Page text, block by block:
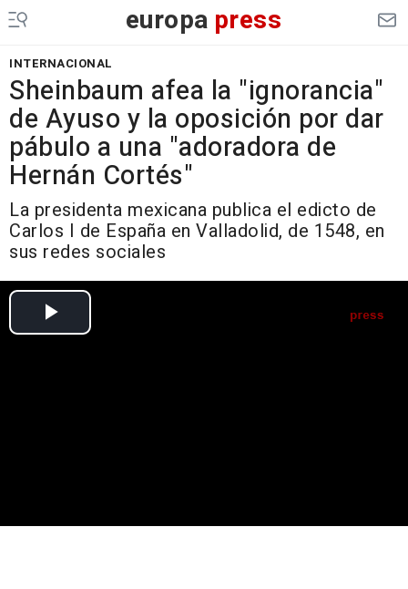
europa press
INTERNACIONAL
Sheinbaum afea la "ignorancia"
de Ayuso y la oposición por dar
pábulo a una "adoradora de
Hernán Cortés"
La presidenta mexicana publica el edicto de
Carlos I de España en Valladolid, de 1548, en
sus redes sociales